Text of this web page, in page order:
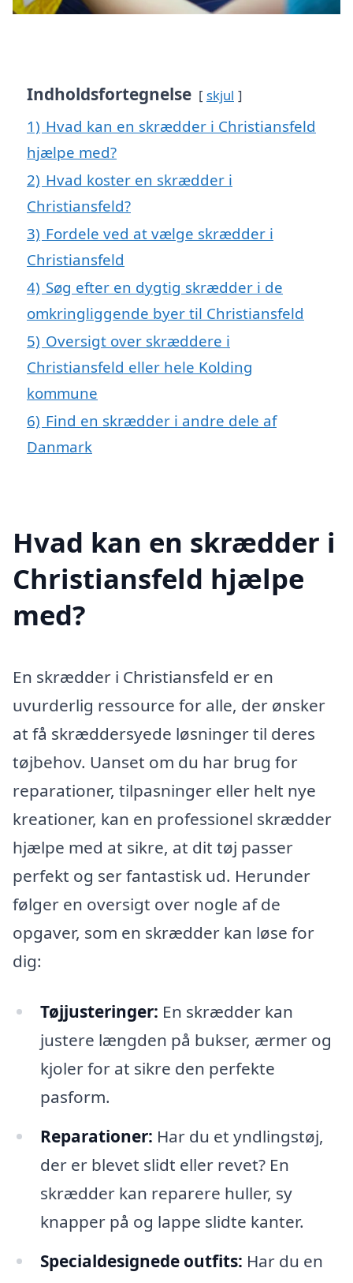
Indholdsfortegnelse skjul
1) Hvad kan en skrædder i Christiansfeld
hjælpe med?
2) Hvad koster en skrædder i
Christiansfeld?
3) Fordele ved at vælge skrædder i
Christiansfeld
4) Søg efter en dygtig skrædder i de
omkringliggende byer til Christiansfeld
5) Oversigt over skræddere i
Christiansfeld eller hele Kolding
kommune
6) Find en skrædder i andre dele af
Danmark
Hvad kan en skrædder i
Christiansfeld hjælpe
med?
En skrædder i Christiansfeld er en
uvurderlig ressource for alle, der ønsker
at få skræddersyede løsninger til deres
tøjbehov. Uanset om du har brug for
reparationer, tilpasninger eller helt nye
kreationer, kan en professionel skrædder
hjælpe med at sikre, at dit tøj passer
perfekt og ser fantastisk ud. Herunder
følger en oversigt over nogle af de
opgaver, som en skrædder kan løse for
dig:
Tøjjusteringer: En skrædder kan
justere længden på bukser, ærmer og
kjoler for at sikre den perfekte
pasform.
Reparationer: Har du et yndlingstøj,
der er blevet slidt eller revet? En
skrædder kan reparere huller, sy
knapper på og lappe slidte kanter.
Specialdesignede outfits: Har du en